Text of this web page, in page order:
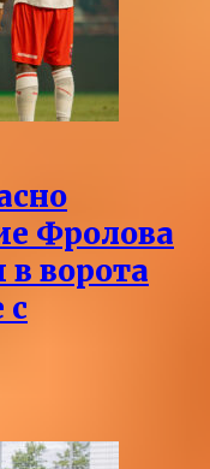
Фролова
в ворота
с